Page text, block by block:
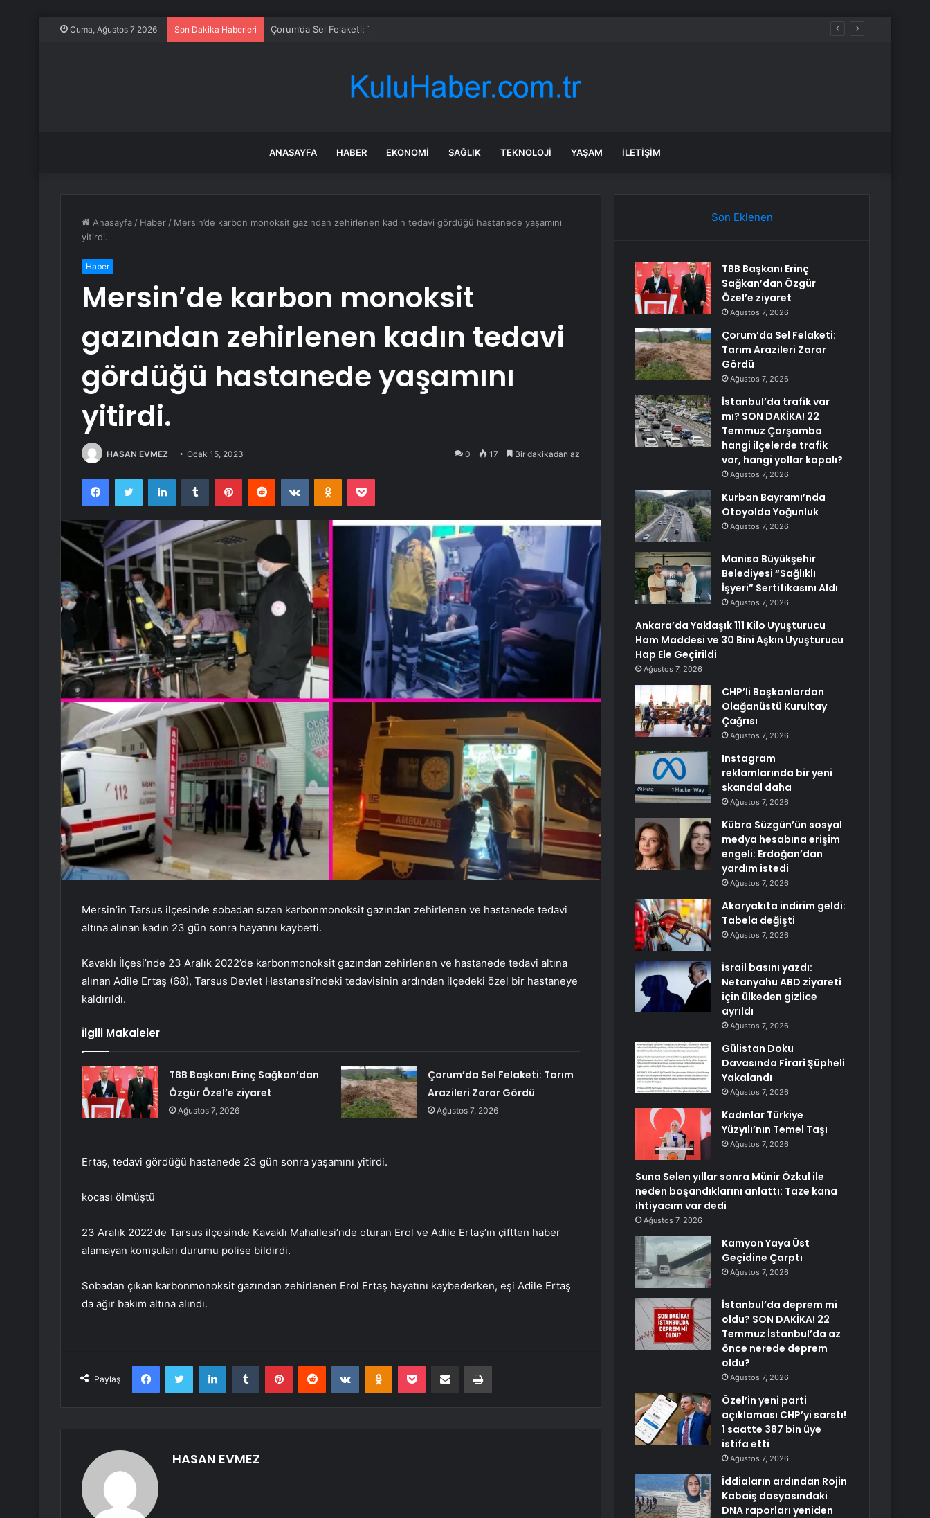
Cuma, Ağustos 7 2026 Son Dakika Haberleri Çorum’da Sel Felaketi: Tarım Arazileri Zarar Gördü
ANASAYFA HABER EKONOMI SAĞLIK TEKNOLOJI YAŞAM İLETIŞIM
Anasayfa / Haber / Mersin’de karbon monoksit gazından zehirlenen kadın tedavi gördüğü hastanede yaşamını
yitirdi.
Haber
Mersin’de karbon monoksit
gazından zehirlenen kadın tedavi
gördüğü hastanede yaşamını
yitirdi.
HASAN EVMEZ Ocak 15, 2023 0 17 Bir dakikadan az
FacebookTwitter LinkedInTumblr PinterestReddit VKontakteOdnoklassniki
Pocket
Mersin’in Tarsus ilçesinde sobadan sızan karbonmonoksit gazından zehirlenen ve hastanede tedavi
altına alınan kadın 23 gün sonra hayatını kaybetti.
Kavaklı İlçesi’nde 23 Aralık 2022’de karbonmonoksit gazından zehirlenen ve hastanede tedavi altına
alınan Adile Ertaş (68), Tarsus Devlet Hastanesi’ndeki tedavisinin ardından ilçedeki özel bir hastaneye
kaldırıldı.
İlgili Makaleler
TBB Başkanı Erinç Sağkan’dan
Özgür Özel’e ziyaret
Ağustos 7, 2026
Çorum’da Sel Felaketi: Tarım
Arazileri Zarar Gördü
Ağustos 7, 2026
Ertaş, tedavi gördüğü hastanede 23 gün sonra yaşamını yitirdi.
kocası ölmüştü
23 Aralık 2022’de Tarsus ilçesinde Kavaklı Mahallesi’nde oturan Erol ve Adile Ertaş’ın çiftten haber
alamayan komşuları durumu polise bildirdi.
Sobadan çıkan karbonmonoksit gazından zehirlenen Erol Ertaş hayatını kaybederken, eşi Adile Ertaş
da ağır bakım altına alındı.
Paylaş
FacebookTwitter LinkedInTumblr PinterestReddit VKontakteOdnoklassniki
Pocket E-Posta ile paylaş Yazdır
HASAN EVMEZ
Son Eklenen
TBB Başkanı Erinç
Sağkan’dan Özgür
Özel’e ziyaret
Ağustos 7, 2026
Çorum’da Sel Felaketi:
Tarım Arazileri Zarar
Gördü
Ağustos 7, 2026
İstanbul’da trafik var
mı? SON DAKİKA! 22
Temmuz Çarşamba
hangi ilçelerde trafik
var, hangi yollar kapalı?
Ağustos 7, 2026
Kurban Bayramı’nda
Otoyolda Yoğunluk
Ağustos 7, 2026
Manisa Büyükşehir
Belediyesi “Sağlıklı
İşyeri” Sertifikasını Aldı
Ağustos 7, 2026
Ankara’da Yaklaşık 111 Kilo Uyuşturucu
Ham Maddesi ve 30 Bini Aşkın Uyuşturucu
Hap Ele Geçirildi
Ağustos 7, 2026
CHP’li Başkanlardan
Olağanüstü Kurultay
Çağrısı
Ağustos 7, 2026
Instagram
reklamlarında bir yeni
skandal daha
Ağustos 7, 2026
Kübra Süzgün’ün sosyal
medya hesabına erişim
engeli: Erdoğan’dan
yardım istedi
Ağustos 7, 2026
Akaryakıta indirim geldi:
Tabela değişti
Ağustos 7, 2026
İsrail basını yazdı:
Netanyahu ABD ziyareti
için ülkeden gizlice
ayrıldı
Ağustos 7, 2026
Gülistan Doku
Davasında Firari Şüpheli
Yakalandı
Ağustos 7, 2026
Kadınlar Türkiye
Yüzyılı’nın Temel Taşı
Ağustos 7, 2026
Suna Selen yıllar sonra Münir Özkul ile
neden boşandıklarını anlattı: Taze kana
ihtiyacım var dedi
Ağustos 7, 2026
Kamyon Yaya Üst
Geçidine Çarptı
Ağustos 7, 2026
İstanbul’da deprem mi
oldu? SON DAKİKA! 22
Temmuz İstanbul’da az
önce nerede deprem
oldu?
Ağustos 7, 2026
Özel’in yeni parti
açıklaması CHP’yi sarstı!
1 saatte 387 bin üye
istifa etti
Ağustos 7, 2026
İddiaların ardından Rojin
Kabaiş dosyasındaki
DNA raporları yeniden